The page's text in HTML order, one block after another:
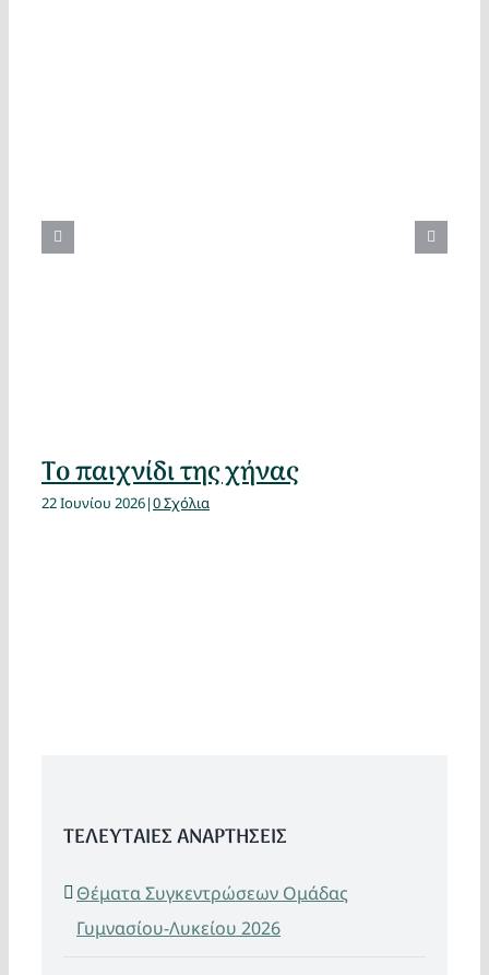
Το παιχνίδι της χήνας
22 Ιουνίου 2026|0 Σχόλια
ΤΕΛΕΥΤΑΙΕΣ ΑΝΑΡΤΗΣΕΙΣ
Θέματα Συγκεντρώσεων Ομάδας
Γυμνασίου-Λυκείου 2026